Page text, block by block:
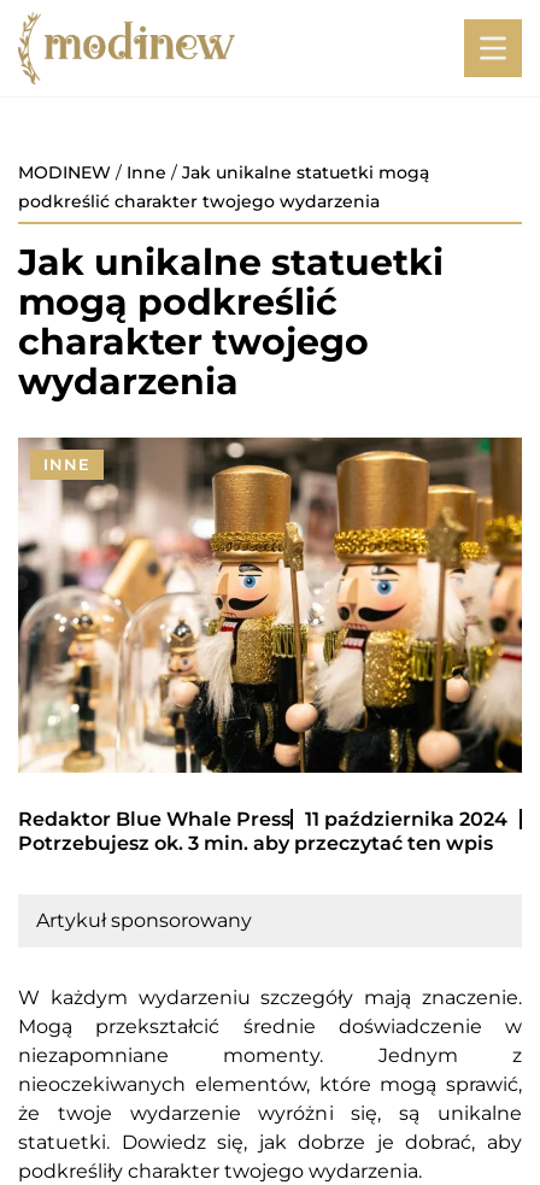
MODINEW / Inne / Jak unikalne statuetki mogą
podkreślić charakter twojego wydarzenia
Jak unikalne statuetki
mogą podkreślić
charakter twojego
wydarzenia
INNE
Redaktor Blue Whale Press
11 października 2024
Potrzebujesz ok. 3 min. aby przeczytać ten wpis
Artykuł sponsorowany
W każdym wydarzeniu szczegóły mają znaczenie.
Mogą przekształcić średnie doświadczenie w
niezapomniane momenty. Jednym z
nieoczekiwanych elementów, które mogą sprawić,
że twoje wydarzenie wyróżni się, są unikalne
statuetki. Dowiedz się, jak dobrze je dobrać, aby
podkreśliły charakter twojego wydarzenia.